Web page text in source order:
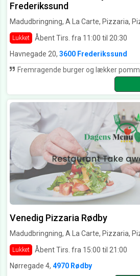
Frederikssund
Madudbringning, A La Carte, Pizzaria,
Lukket Åbent Tirs. fra 11:00 til 20:30
Havnegade 20, 3600 Frederikssund
Fremragende burger og lækker
Venedig Pizzaria Rødby
Madudbringning, A La Carte, Pizzaria,
Lukket
Åbent Tirs. fra 15:00 til 21:00
Nørregade 4, 4970 Rødby